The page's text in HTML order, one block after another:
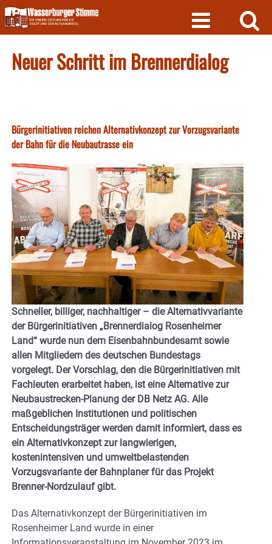
Skip
to
content
Neuer Schritt im Brennerdialog
Bürgerinitiativen reichen Alternativkonzept zur Vorzugsvariante
der Bahn für die Neubautrasse ein
Schneller, billiger, nachhaltiger – die Alternativvariante
der Bürgerinitiativen „Brennerdialog Rosenheimer
Land“ wurde nun dem Eisenbahnbundesamt sowie
allen Mitgliedern des deutschen Bundestags
vorgelegt. Der Vorschlag, den die Bürgerinitiativen mit
Fachleuten erarbeitet haben, ist eine Alternative zur
Neubaustrecken-Planung der DB Netz AG. Alle
maßgeblichen Institutionen und politischen
Entscheidungsträger werden damit informiert, dass es
ein Alternativkonzept zur langwierigen,
kostenintensiven und umweltbelastenden
Vorzugsvariante der Bahnplaner für das Projekt
Brenner-Nordzulauf gibt.
Das Alternativkonzept der Bürgerinitiativen im
Rosenheimer Land wurde in einer